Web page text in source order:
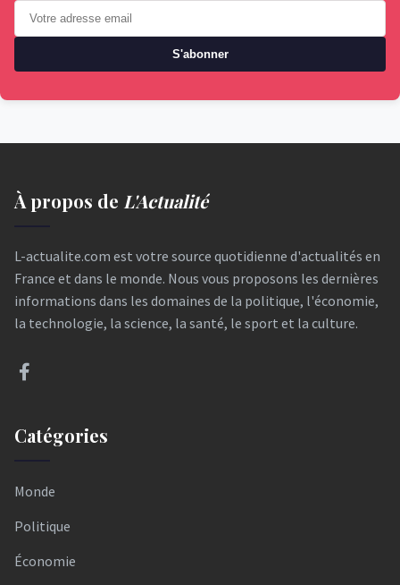
S'abonner
À propos de L'Actualité
L-actualite.com est votre source quotidienne d'actualités en
France et dans le monde. Nous vous proposons les dernières
informations dans les domaines de la politique, l'économie,
la technologie, la science, la santé, le sport et la culture.
Catégories
Monde
Politique
Économie